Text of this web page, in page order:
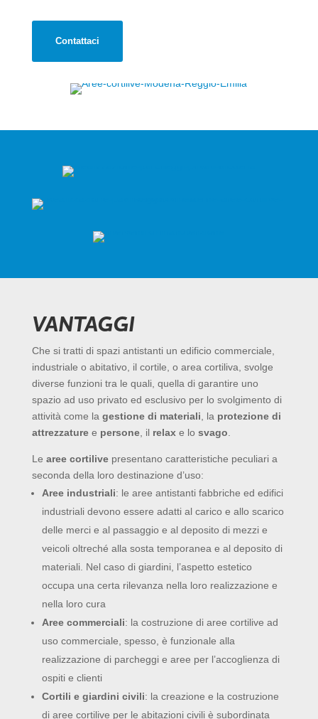
Contattaci
VANTAGGI
Che si tratti di spazi antistanti un edificio commerciale,
industriale o abitativo, il cortile, o area cortiliva, svolge
diverse funzioni tra le quali, quella di garantire uno
spazio ad uso privato ed esclusivo per lo svolgimento di
attività come la gestione di materiali, la protezione di
attrezzaturee persone, il relaxe lo svago.
Le aree cortilivepresentano caratteristiche peculiari a
seconda della loro destinazione d’uso:
Aree industriali: le aree antistanti fabbriche ed edifici
industriali devono essere adatti al carico e allo scarico
delle merci e al passaggio e al deposito di mezzi e
veicoli oltreché alla sosta temporanea e al deposito di
materiali. Nel caso di giardini, l’aspetto estetico
occupa una certa rilevanza nella loro realizzazione e
nella loro cura
Aree commerciali: la costruzione di aree cortilive ad
uso commerciale, spesso, è funzionale alla
realizzazione di parcheggi e aree per l’accoglienza di
ospiti e clienti
Cortili e giardini civili: la creazione e la costruzione
di aree cortilive per le abitazioni civili è subordinata